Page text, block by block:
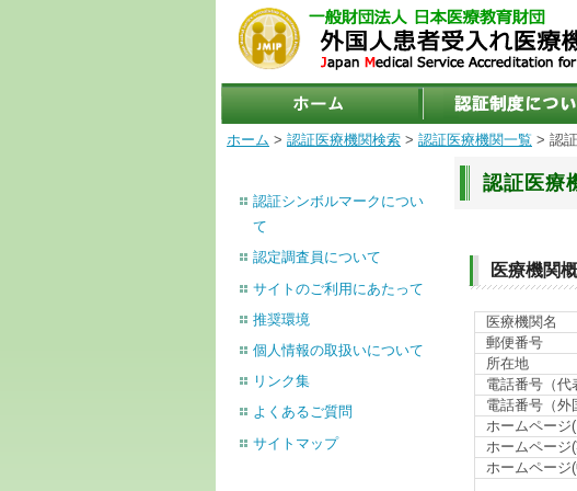
ホーム > 認証医療機関検索 > 認証医療機関一覧 > 認
認証医
医療機関
医療機関名
郵便番号
所在地
電話番号（代
電話番号（外
ホームページ
ホームページ
ホームページ
認証シンボルマークについ
て
認定調査員について
サイトのご利用にあたって
推奨環境
個人情報の取扱いについて
リンク集
よくあるご質問
サイトマップ